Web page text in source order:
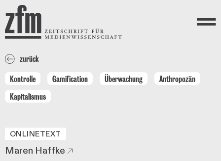
Direkt zum Inhalt
ZEITSCHRIFT FÜR
MEDIENWISSENSCHAFT
Menü
zurück
Kontrolle Gamification Überwachung
Anthropozän
Kapitalismus
ONLINETEXT
Maren Haffke